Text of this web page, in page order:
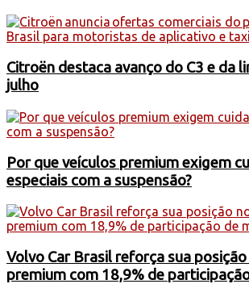
Citroën destaca avanço do C3 e da
julho
Por que veículos premium exigem
especiais com a suspensão?
Volvo Car Brasil reforça sua
premium com 18,9% de